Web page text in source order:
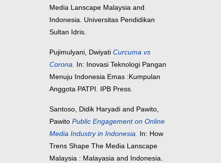
Media Lanscape Malaysia and
Indonesia. Universitas Pendidikan
Sultan Idris.
Pujimulyani, Dwiyati Curcuma vs
Corona. In: Inovasi Teknologi Pangan
Menuju Indonesia Emas :Kumpulan
Anggota PATPI. IPB Press.
Santoso, Didik Haryadi and Pawito,
Pawito Public Engagement on Online
Media Industry in Indonesia. In: How
Trens Shape The Media Lanscape
Malaysia : Malayasia and Indonesia.